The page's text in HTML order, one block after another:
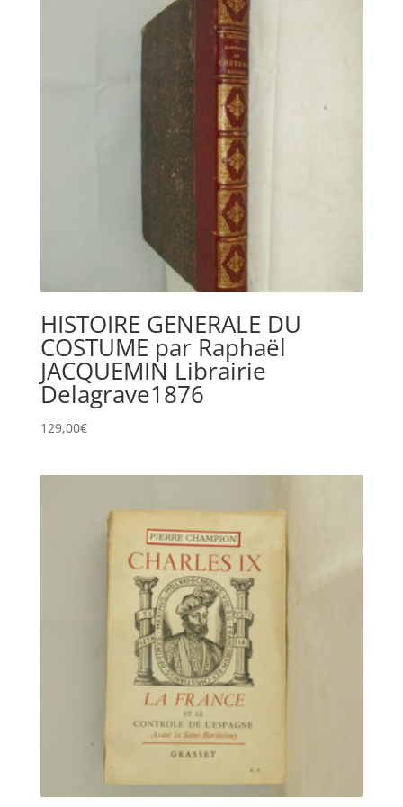
HISTOIRE GENERALE DU
COSTUME par Raphaël
JACQUEMIN Librairie
Delagrave1876
129,00€